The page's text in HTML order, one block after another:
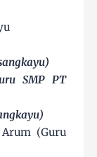
SMP PT
(Guru